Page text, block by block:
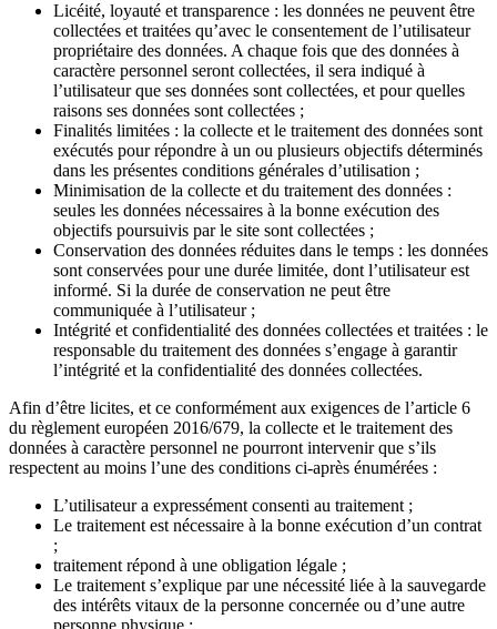
Licéité, loyauté et transparence : les données ne peuvent être
collectées et traitées qu’avec le consentement de l’utilisateur
propriétaire des données. A chaque fois que des données à
caractère personnel seront collectées, il sera indiqué à
l’utilisateur que ses données sont collectées, et pour quelles
raisons ses données sont collectées ;
Finalités limitées : la collecte et le traitement des données sont
exécutés pour répondre à un ou plusieurs objectifs déterminés
dans les présentes conditions générales d’utilisation ;
Minimisation de la collecte et du traitement des données :
seules les données nécessaires à la bonne exécution des
objectifs poursuivis par le site sont collectées ;
Conservation des données réduites dans le temps : les données
sont conservées pour une durée limitée, dont l’utilisateur est
informé. Si la durée de conservation ne peut être
communiquée à l’utilisateur ;
Intégrité et confidentialité des données collectées et traitées : le
responsable du traitement des données s’engage à garantir
l’intégrité et la confidentialité des données collectées.
Afin d’être licites, et ce conformément aux exigences de l’article 6
du règlement européen 2016/679, la collecte et le traitement des
données à caractère personnel ne pourront intervenir que s’ils
respectent au moins l’une des conditions ci-après énumérées :
L’utilisateur a expressément consenti au traitement ;
Le traitement est nécessaire à la bonne exécution d’un contrat
;
traitement répond à une obligation légale ;
Le traitement s’explique par une nécessité liée à la sauvegarde
des intérêts vitaux de la personne concernée ou d’une autre